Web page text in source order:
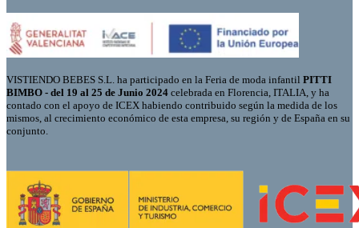
VISTIENDO BEBES S.L. ha participado en la Feria de moda infantil PITTI
BIMBO - del 19 al 25 de Junio 2024 celebrada en Florencia, ITALIA, y ha
contado con el apoyo de ICEX habiendo contribuido según la medida de los
mismos, al crecimiento económico de esta empresa, su región y de España en su
conjunto.